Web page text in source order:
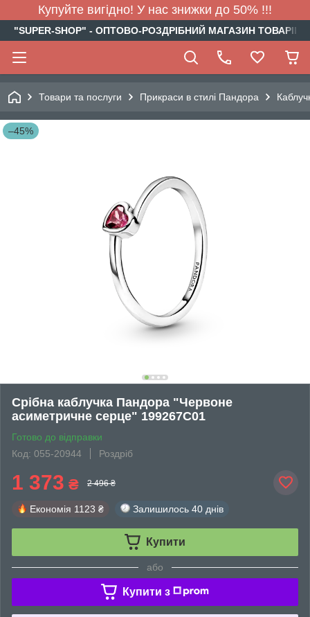
Купуйте вигідно! У нас знижки до 50% !!!
"SUPER-SHOP" - ОПТОВО-РОЗДРІБНИЙ МАГАЗИН
Товари та послуги Прикраси в стилі Пандора
–45%
Срібна каблучка Пандора "Червоне
асиметричне серце" 199267C01
Готово до відправки
Код: 055-20944
Роздріб
1 373 ₴ 2 496 ₴
Економія 1123 ₴ Залишилось 40 днів
Купити
або
Купити з